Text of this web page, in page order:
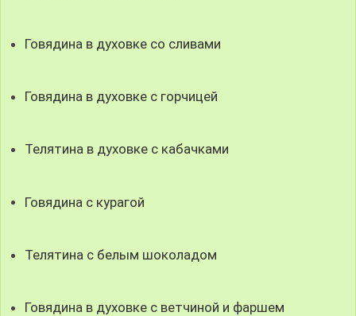
Говядина в духовке со сливами
Говядина в духовке с горчицей
Телятина в духовке с кабачками
Говядина с курагой
Телятина с белым шоколадом
Говядина в духовке с ветчиной и фаршем